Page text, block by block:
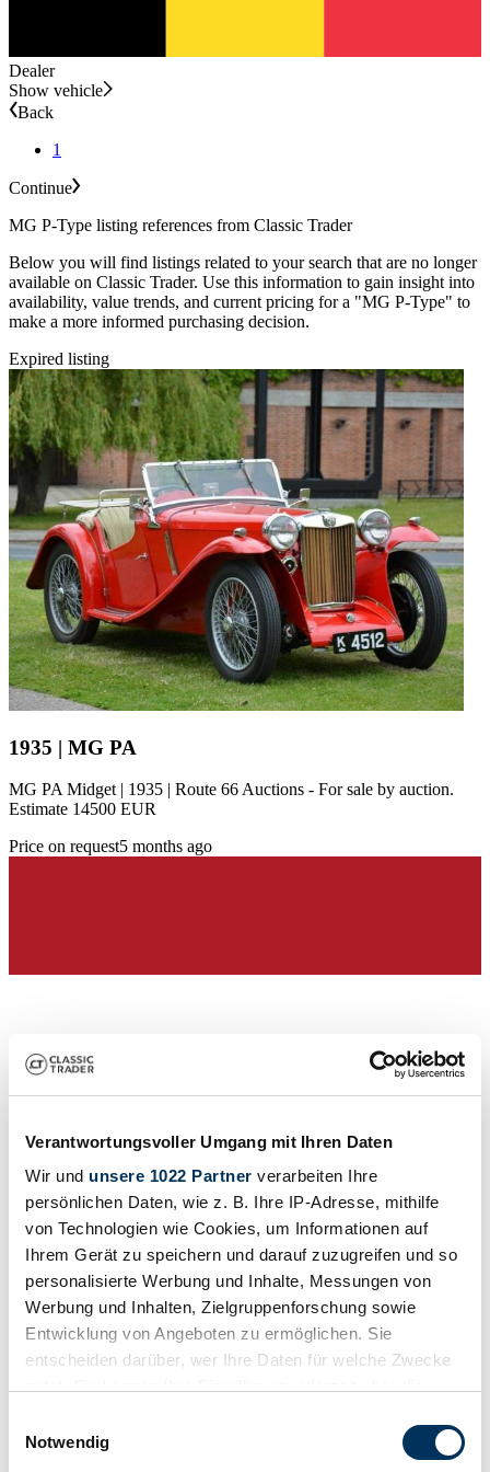
Verantwortungsvoller Umgang mit Ihren Daten
Wir und unsere 1022 Partner verarbeiten Ihre
persönlichen Daten, wie z. B. Ihre IP-Adresse, mithilfe
von Technologien wie Cookies, um Informationen auf
Ihrem Gerät zu speichern und darauf zuzugreifen und so
personalisierte Werbung und Inhalte, Messungen von
Werbung und Inhalten, Zielgruppenforschung sowie
Entwicklung von Angeboten zu ermöglichen. Sie
entscheiden darüber, wer Ihre Daten für welche Zwecke
Trigger Symbol ändern oder widerrufen
Notwendig
Dealer
Show vehicle
Back
1
Continue
MG P-Type listing references from Classic Trader
Below you will find listings related to your search that are no longer
available on Classic Trader. Use this information to gain insight into
availability, value trends, and current pricing for a "MG P-Type" to
make a more informed purchasing decision.
Expired listing
1935 | MG PA
MG PA Midget | 1935 | Route 66 Auctions - For sale by auction.
Estimate 14500 EUR
Price on request5 months ago
Dealer
Body style
Convertible
Mileage (read)
Not provided
Power (kW/hp)
26 / 36